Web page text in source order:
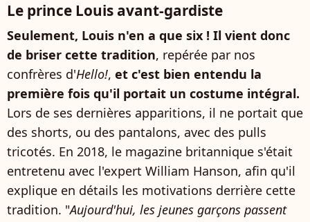
Le prince Louis avant-gardiste
Seulement, Louis n'en a que six ! Il vient donc
de briser cette tradition, repérée par nos
confrères d'Hello!, et c'est bien entendu la
première fois qu'il portait un costume intégral.
Lors de ses dernières apparitions, il ne portait que
des shorts, ou des pantalons, avec des pulls
tricotés. En 2018, le magazine britannique s'était
entretenu avec l'expert William Hanson, afin qu'il
explique en détails les motivations derrière cette
tradition. "Aujourd'hui, les jeunes garçons passent